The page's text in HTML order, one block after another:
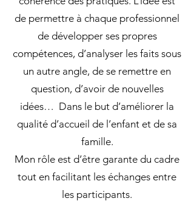
de permettre à chaque professionnel
de développer ses propres
compétences, d’analyser les faits sous
un autre angle, de se remettre en
question, d’avoir de nouvelles
idées… Dans le but d’améliorer la
qualité d’accueil de l’enfant et de sa
famille.
Mon rôle est d’être garante du cadre
tout en facilitant les échanges entre
les participants.